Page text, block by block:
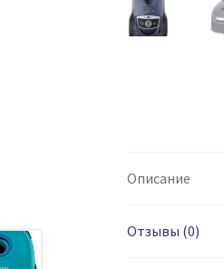
Описание
Отзывы (0)